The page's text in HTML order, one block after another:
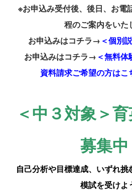
※お申込み受付後、後日、お電
程のご案内をいた
お申込みはコチラ→ ＜個別
お申込みはコチラ→ ＜無料体
資料請求ご希望の方はこ
＜中３対象＞
募集中
自己分析や目標達成、いずれ挑
模試を受けよ